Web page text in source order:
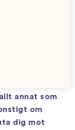
ett nytt
dags att
känna ett
annat som
om
dig mot